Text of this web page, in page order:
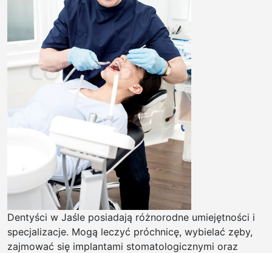
Dentyści w Jaśle posiadają różnorodne umiejętności i
specjalizacje. Mogą leczyć próchnicę, wybielać zęby,
zajmować się implantami stomatologicznymi oraz